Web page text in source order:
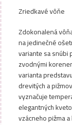
Zriedkavé vôňe
Zdokonalená
na jedinečné
variante sa snúbi
zvodnými
varianta
drevitých a
vyznačuje
elegantných
vzácneho pižma